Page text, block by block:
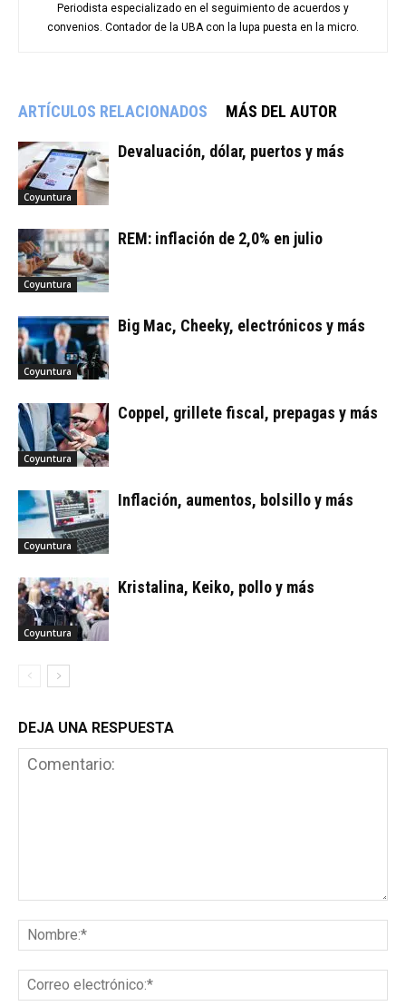
Periodista especializado en el seguimiento de acuerdos y
convenios. Contador de la UBA con la lupa puesta en la micro.
ARTÍCULOS RELACIONADOS MÁS DEL AUTOR
Coyuntura
Devaluación, dólar, puertos y más
Coyuntura
REM: inflación de 2,0% en julio
Coyuntura
Big Mac, Cheeky, electrónicos y más
Coyuntura
Coppel, grillete fiscal, prepagas y más
Coyuntura
Inflación, aumentos, bolsillo y más
Coyuntura
Kristalina, Keiko, pollo y más
DEJA UNA RESPUESTA